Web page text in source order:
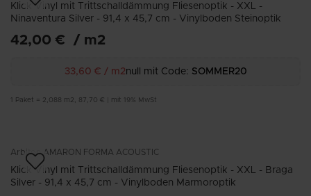
Klick Vinyl mit Trittschalldämmung Fliesenoptik - XXL -
Ninaventura Silver - 91,4 x 45,7 cm - Vinylboden Steinoptik
42,00 € / m2
33,60 € / m2null mit Code: SOMMER20
Paket = 2,088 m2 87,70 € mit 19% MwSt
Arbiton AMARON FORMA ACOUSTIC
Klick Vinyl mit Trittschalldämmung Fliesenoptik - XXL - Braga
Silver - 91,4 x 45,7 cm - Vinylboden Marmoroptik